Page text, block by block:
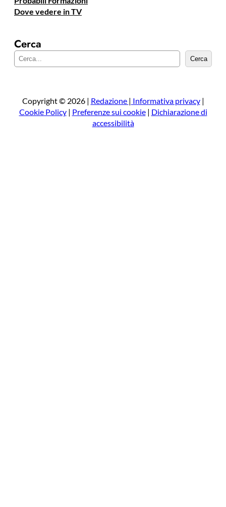
Dove vedere in TV
Cerca
e
a
Cerca
Copyright © 2026 | Redazione | Informativa privacy|
Cookie Policy| Preferenze sui cookie| Dichiarazione di
accessibilità